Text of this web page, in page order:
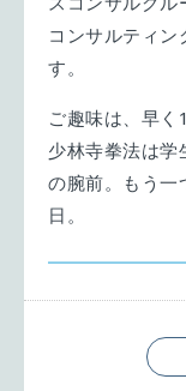
コンサルティン
す。
ご趣味は、早く
少林寺拳法は学
の腕前。もう一
日。